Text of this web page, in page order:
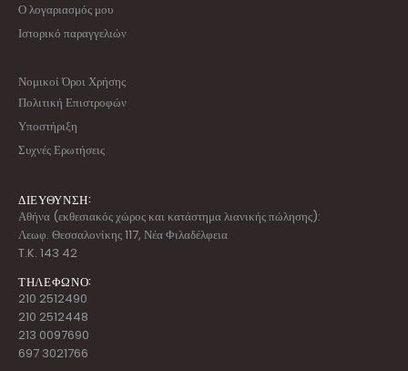
Ο λογαριασμός μου
Ιστορικό παραγγελιών
Νομικοί Όροι Χρήσης
Πολιτική Επιστροφών
Υποστήριξη
Συχνές Ερωτήσεις
ΔΙΕΥΘΥΝΣΗ:
Αθήνα (εκθεσιακός χώρος και κατάστημα λιανικής πώλησης):
Λεωφ. Θεσσαλονίκης 117, Νέα Φιλαδέλφεια
T.K. 143 42
ΤΗΛΕΦΩΝΟ:
210 2512490
210 2512448
213 0097690
697 3021766